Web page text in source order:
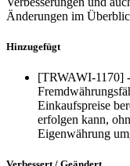
Änderungen im
Hinzugefügt
[TRWAWI-1170]
Einkaufspreise
erfolgen kann,
Eigenwährung